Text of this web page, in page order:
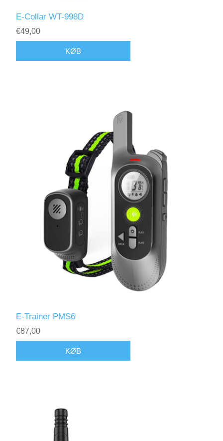
E-Collar WT-998D
€49,00
E-Trainer PMS6
€87,00